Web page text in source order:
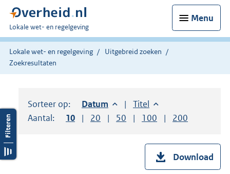
Menu
U
bent
hier:
Lokale wet- en regelgeving
Lokale wet- en regelgeving
Uitgebreid zoeken
Zoekresultaten
Sorteer op: Sorteer op:
Datum aflopendSorteer op:
Titel oplopend
Aantal:
Toon
10 resultaten per pagina
Toon
20 resultaten per pagina
Toon
50 resultaten per pagina
Toon
100 resultaten per
Toon
200
Download